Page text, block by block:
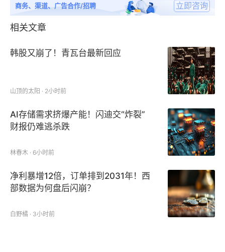
商务、渠道、广告合作/招聘 立即咨询
相关文章
韩股又崩了！青瓦台最新回应
山顶的太阳 · 2小时前
AI存储需求挤爆产能！闪迪交“炸裂”
财报仍难逃杀跌
林春木 · 6小时前
净利暴增12倍，订单排到2031年！西
部数据为何盘后闪崩？
白野橘 · 3小时前